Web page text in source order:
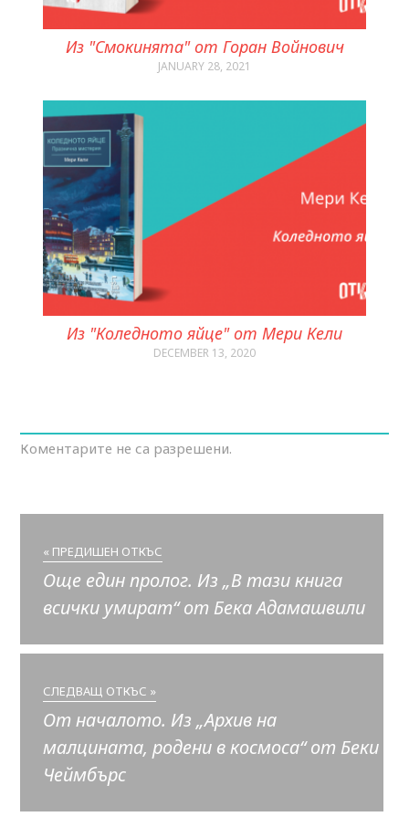
Из "Смокинята" от Горан Войнович
JANUARY 28, 2021
Из "Коледното яйце" от Мери Кели
DECEMBER 13, 2020
Коментарите не са разрешени.
« ПРЕДИШЕН ОТКЪС
Още един пролог. Из „В тази книга
всички умират“ от Бека Адамашвили
СЛЕДВАЩ ОТКЪС »
От началото. Из „Архив на
малцината, родени в космоса“ от Беки
Чеймбърс